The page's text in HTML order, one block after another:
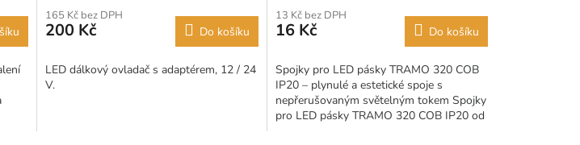
165 Kč bez DPH
200 Kč Do košíku
LED dálkový ovladač s adaptérem, 12 / 24
V.
13 Kč bez DPH
16 Kč Do košíku
Spojky pro LED pásky TRAMO 320 COB
IP20 – plynulé a estetické spoje s
nepřerušovaným světelným tokem Spojky
pro LED pásky TRAMO 320 COB IP20 od